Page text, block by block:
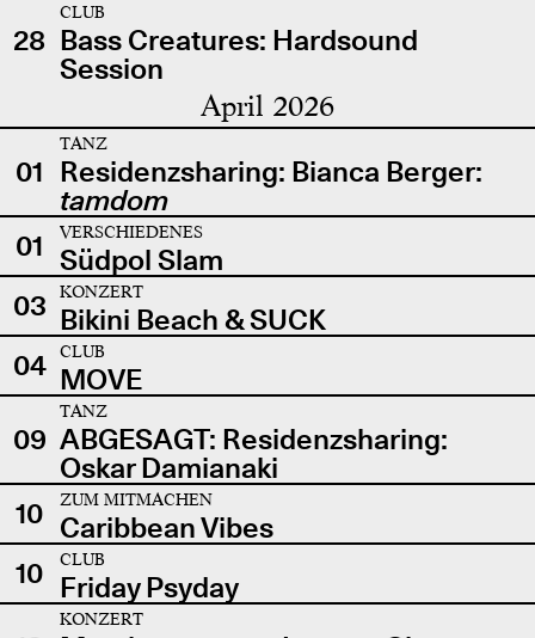
28
CLUB
Bass Creatures: Hardsound
Session
April 2026
01
TANZ
Residenzsharing: Bianca Berger:
tamdom
01
VERSCHIEDENES
Südpol Slam
03
KONZERT
Bikini Beach & SUCK
04
CLUB
MOVE
09
TANZ
ABGESAGT: Residenzsharing:
Oskar Damianaki
10
ZUM MITMACHEN
Caribbean Vibes
10
CLUB
Friday Psyday
KONZERT